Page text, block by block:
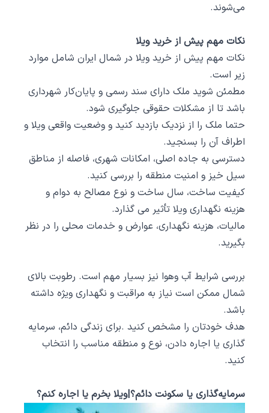
می‌شوند.
نکات مهم پیش از خرید ویلا
نکات مهم پیش از خرید ویلا در شمال ایران شامل موارد
زیر است.
مطمئن شوید ملک دارای سند رسمی و پایان‌کار شهرداری
باشد تا از مشکلات حقوقی جلوگیری شود.
حتما ملک را از نزدیک بازدید کنید و وضعیت واقعی ویلا و
اطراف آن را بسنجید.
دسترسی به جاده اصلی، امکانات شهری، فاصله از مناطق
سیل‌ خیز و امنیت منطقه را بررسی کنید.
کیفیت ساخت، سال ساخت و نوع مصالح به دوام و
هزینه نگهداری ویلا تأثیر می‌ گذارد.
مالیات، هزینه نگهداری، عوارض و خدمات محلی را در نظر
بگیرید.
بررسی شرایط آب ‌وهوا نیز بسیار مهم است. رطوبت بالای
شمال ممکن است نیاز به مراقبت و نگهداری ویژه داشته
باشد.
هدف خودتان را مشخص کنید .برای زندگی دائم، سرمایه
‌گذاری یا اجاره دادن، نوع و منطقه مناسب را انتخاب
کنید.
سرمایه‌گذاری یا سکونت دائم؟|ویلا بخرم یا اجاره کنم؟